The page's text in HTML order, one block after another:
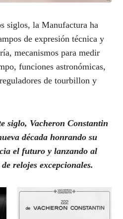
siglos, la Manufactura ha
de expresión técnica y
mecanismos para medir
funciones astronómicas,
de tourbillon y
siglo, Vacheron Constantin
década honrando su
el futuro y lanzando al
relojes excepcionales.